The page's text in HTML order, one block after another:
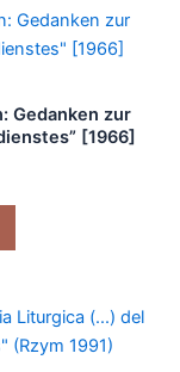
Gedanken zur
[1966]